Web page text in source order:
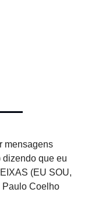
mensagens
dizendo que eu
(EU SOU,
Paulo Coelho